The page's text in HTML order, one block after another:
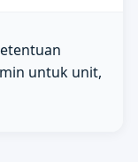
untuk unit,